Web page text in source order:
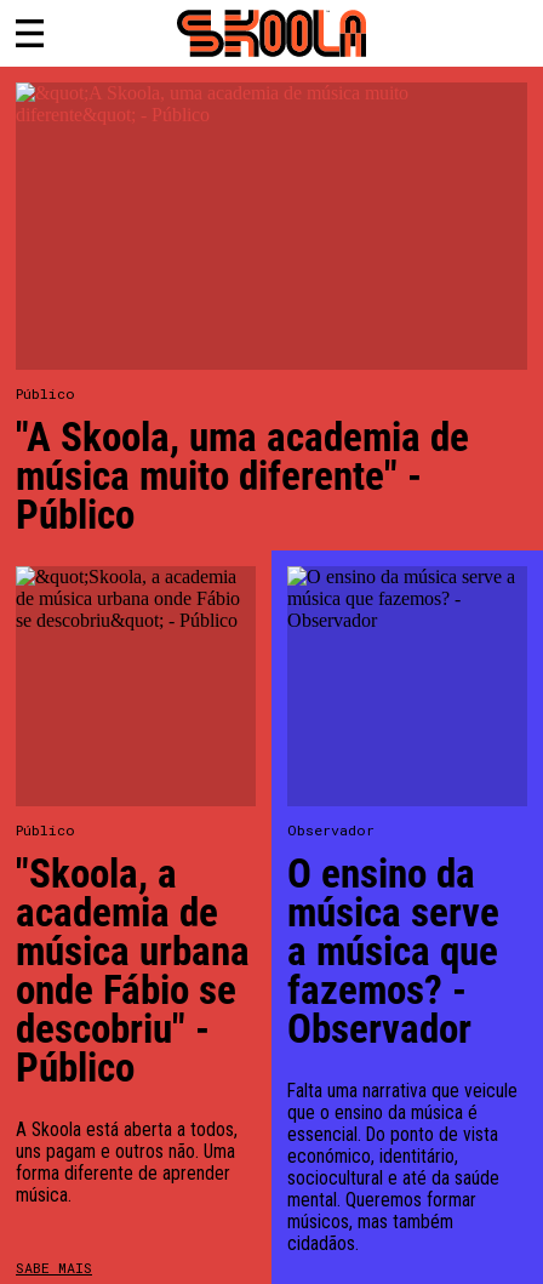
Público
"A Skoola, uma academia de
música muito diferente" -
Público
Público
"Skoola, a
academia de
música urbana
onde Fábio se
descobriu" -
Público
A Skoola está aberta a todos,
uns pagam e outros não. Uma
forma diferente de aprender
música.
SABE MAIS
Observador
O ensino da
música serve
a música que
fazemos? -
Observador
Falta uma narrativa que veicule
que o ensino da música é
essencial. Do ponto de vista
económico, identitário,
sociocultural e até da saúde
mental. Queremos formar
músicos, mas também
cidadãos.